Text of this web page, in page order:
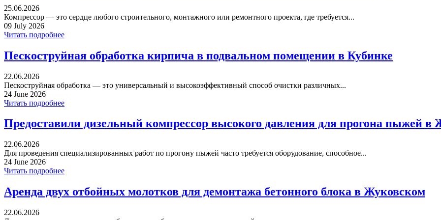
25.06.2026
Компрессор — это сердце любого строительного, монтажного или ремонтного проекта, где требуется...
09 July 2026
Читать подробнее
Пескоструйная обработка кирпича в подвальном помещении в Кубинке
22.06.2026
Пескоструйная обработка — это универсальный и высокоэффективный способ очистки различных...
24 June 2026
Читать подробнее
Предоставили дизельный компрессор высокого давления для прогона пыжей в
22.06.2026
Для проведения специализированных работ по прогону пыжей часто требуется оборудование, способное...
24 June 2026
Читать подробнее
Аренда двух отбойных молотков для демонтажа бетонного блока в Жуковском
22.06.2026